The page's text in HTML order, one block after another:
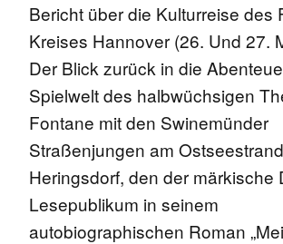
Bericht über die Kulturreise des
Kreises Hannover (26. Und 27.
Der Blick zurück in die
Spielwelt des halbwüchsigen
Fontane mit den Swinemünder
Straßenjungen am
Heringsdorf, den der märkische
Lesepublikum in seinem
autobiographischen Roman